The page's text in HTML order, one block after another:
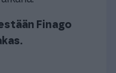
Finago